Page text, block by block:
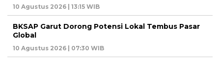
10 Agustus 2026 | 13:15 WIB
BKSAP Garut Dorong Potensi Lokal Tembus Pasar
Global
10 Agustus 2026 | 07:30 WIB